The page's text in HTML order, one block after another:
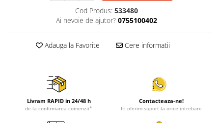
Cod Produs: 533480
Ai nevoie de ajutor? 0755100402
Adauga la Favorite Cere informatii
Livram RAPID in 24/48 h
de la confirmarea comenzii*
Contacteaza-ne!
Iti oferim suport la orice intrebare